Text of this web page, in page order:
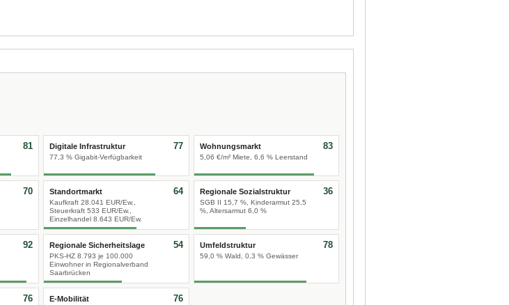
81 Digitale Infrastruktur
77,3 % Gigabit-Verfügbarkeit
77 Wohnungsmarkt
5,06 €/m² Miete, 6,6 % Leerstand
83
70 Standortmarkt
Kaufkraft 28.041 EUR/Ew.,
Steuerkraft 533 EUR/Ew.,
Einzelhandel 8.643 EUR/Ew.
64 Regionale Sozialstruktur
SGB II 15,7 %, Kinderarmut 25,5
%, Altersarmut 6,0 %
36
92 Regionale Sicherheitslage
PKS-HZ 8.793 je 100.000
Einwohner in Regionalverband
Saarbrücken
54 Umfeldstruktur
59,0 % Wald, 0,3 % Gewässer
78
76 E-Mobilität 76